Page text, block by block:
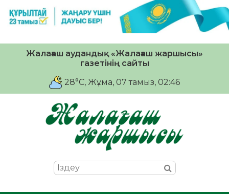
Жалағаш аудандық «Жалағаш жаршысы»
газетінің сайты
28°C, Жұма, 07 тамыз, 02:46